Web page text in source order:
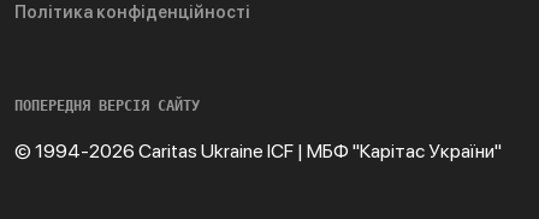
Політика конфіденційності
ПОПЕРЕДНЯ ВЕРСІЯ САЙТУ
© 1994-2026 Caritas Ukraine ICF | МБФ "Карітас України"